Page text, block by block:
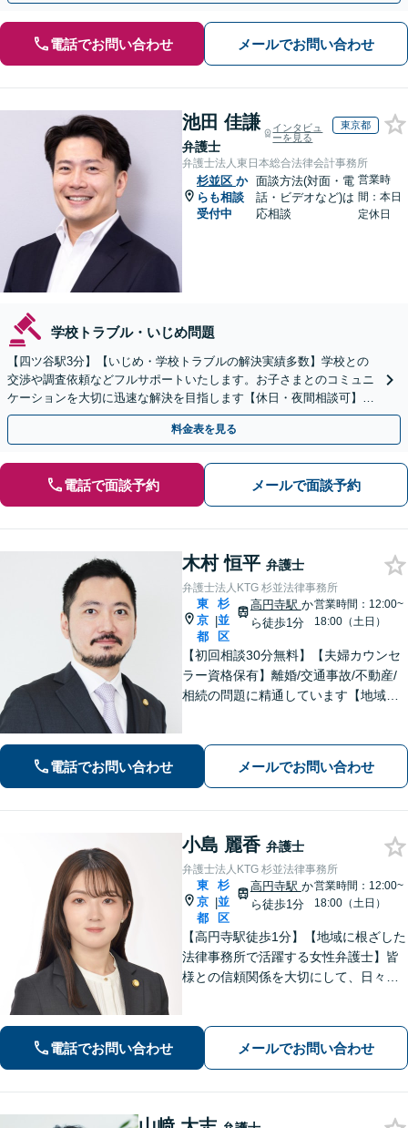
電話でお問い合わせ メールでお問い合わせ
池田 佳謙
弁護士
インタビュ
ーを見る
東京都
弁護士法人東日本総合法律会計事務所
杉並区 か
らも相談
受付中
面談方法(対面・電
話・ビデオなど)は
応相談
営業時
間：本日
定休日
学校トラブル・いじめ問題
【四ツ谷駅3分】【いじめ・学校トラブルの解決実績多数】学校との
交渉や調査依頼などフルサポートいたします。お子さまとのコミュニ
ケーションを大切に迅速な解決を目指します【休日・夜間相談可】
【初回相談無料】【Zoomなどのオンライン面談可】
料金表を見る
電話で面談予約 メールで面談予約
木村 恒平 弁護士
弁護士法人KTG 杉並法律事務所
東
京
都
|
杉
並
区
高円寺駅 か
ら徒歩1分
営業時間：12:00~
18:00（土日）
【初回相談30分無料】【夫婦カウンセ
ラー資格保有】離婚/交通事故/不動産/
相続の問題に精通しています【地域に
指し、日々邁進しております【夜間・
土日相談可】
電話でお問い合わせ メールでお問い合わせ
小島 麗香 弁護士
弁護士法人KTG 杉並法律事務所
東
京
都
|
杉
並
区
高円寺駅 か
ら徒歩1分
営業時間：12:00~
18:00（土日）
【高円寺駅徒歩1分】【地域に根ざした
法律事務所で活躍する女性弁護士】皆
様との信頼関係を大切にして、日々業
ましたら、お気軽にご相談ください。
電話でお問い合わせ メールでお問い合わせ